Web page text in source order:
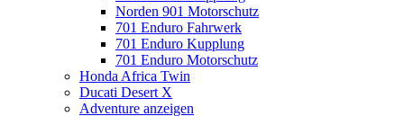
Norden 901 Motorschutz
701 Enduro Fahrwerk
701 Enduro Kupplung
701 Enduro Motorschutz
Honda Africa Twin
Ducati Desert X
Adventure anzeigen